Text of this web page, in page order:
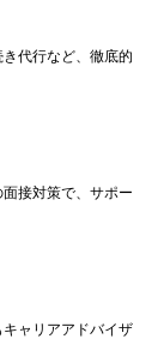
代行など、徹底的
接対策で、サポー
ャリアアドバイザ